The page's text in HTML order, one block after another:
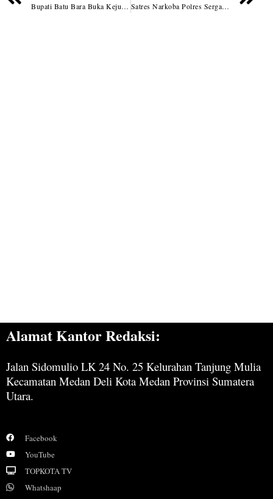
Bupati Batu Bara Buka Kejuaraan Grasstrack, Ajak Pemuda Salurkan Adrenalin Positif Satres Narkoba Polres Sergai Tangkap Pengedar Sabu di Teluk Mengkudu
Alamat Kantor Redaksi:
Jalan Sidomulio LK 24 No. 25 Kelurahan Tanjung Mulia
Kecamatan Medan Deli Kota Medan Provinsi Sumatera
Utara.
Facebook
YouTube
TOPKOTA TV
Whatshaap